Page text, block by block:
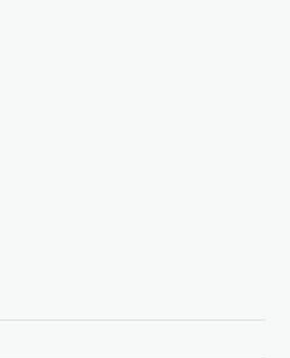
ഇന്ത്യ’ ആഹ്വാനം